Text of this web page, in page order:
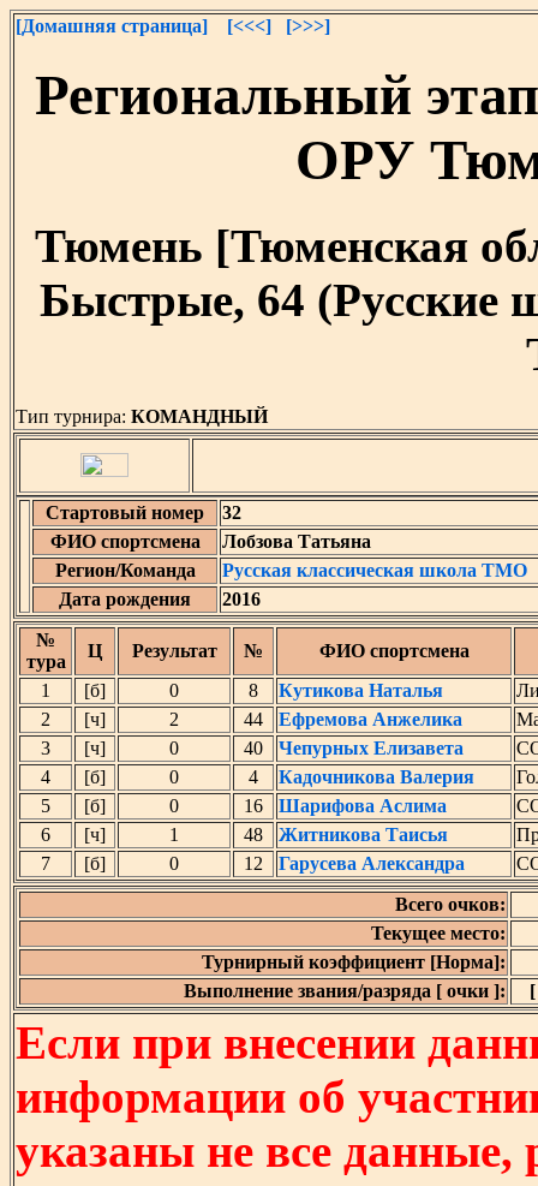
[Домашняя страница] [<<<] [>>>]
Региональный
ОРУ
Тюмень [Тюменская
Быстрые, 64 (Русские
Тип турнира: КОМАНДНЫЙ
Стартовый номер
32
ФИО спортсмена
Лобзова Татьяна
Регион/Команда
Русская классическая школа ТМО
Дата рождения
2016
№
тура
Ц Результат №
ФИО спортсмена
1
[б] 0 8 Кутикова Наталья
2
[ч] 2 44 Ефремова Анжелика
3
[ч] 0 40 Чепурных Елизавета
4
[б] 0 4 Кадочникова Валерия
5
[б] 0 16 Шарифова Аслима
6
[ч] 1 48 Житникова Таисья
7
[б] 0 12 Гарусева Александра
Всего очков:
Текущее место:
Турнирный коэффициент [Норма]:
Выполнение звания/разряда [ очки ]:
Если при внесении
информации об
указаны не все